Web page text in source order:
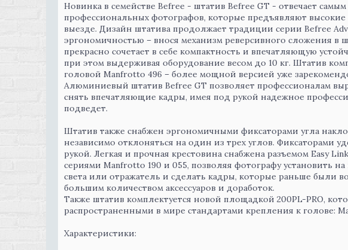
Новинка в семействе Befree - штатив Befree GT - отвечает
профессиональных фотографов, которые предъявляют высокие
выезде. Дизайн штатива продолжает традиции серии Befree
эргономичностью – внося механизм реверсивного сложения в
прекрасно сочетает в себе компактность и впечатляющую
при этом выдерживая оборудование весом до 10 кг. Штатив
головой Manfrotto 496 – более мощной версией уже
Алюминиевый штатив Befree GT позволяет профессионалам
снять впечатляющие кадры, имея под рукой надежное
подведет.
Штатив также снабжен эргономичными фиксаторами угла
независимо отклоняться на один из трех углов. Фиксаторами
рукой. Легкая и прочная крестовина снабжена разъемом Easy
сериями Manfrotto 190 и 055, позволяя фотографу установить
света или отражатель и сделать кадры, которые раньше были
большим количеством аксессуаров и доработок.
Также штатив комплектуется новой площадкой 200PL-PRO,
распространенными в мире стандартами крепления к голове:
Характеристики: